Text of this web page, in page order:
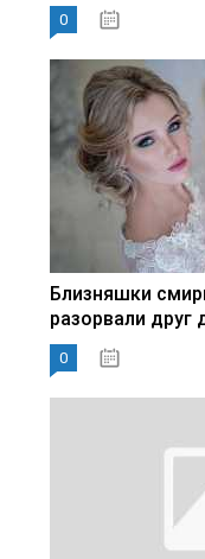
0
Близняшки
разорвали друг
0